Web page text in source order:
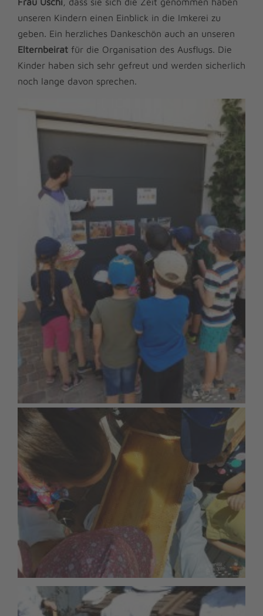
unseren Kindern einen Einblick in die Imkerei zu
geben. Ein herzliches Dankeschön auch an unseren
Elternbeirat für die Organisation des Ausflugs. Die
Kinder haben sich sehr gefreut und werden sicherlich
noch lange davon sprechen.